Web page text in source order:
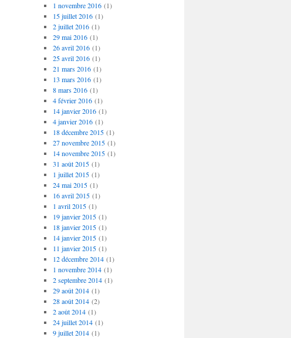
1 novembre 2016(1)
15 juillet 2016(1)
2 juillet 2016(1)
29 mai 2016(1)
26 avril 2016(1)
25 avril 2016(1)
21 mars 2016(1)
13 mars 2016(1)
8 mars 2016(1)
4 février 2016(1)
14 janvier 2016(1)
4 janvier 2016(1)
18 décembre 2015(1)
27 novembre 2015(1)
14 novembre 2015(1)
31 août 2015(1)
1 juillet 2015(1)
24 mai 2015(1)
16 avril 2015(1)
1 avril 2015(1)
19 janvier 2015(1)
18 janvier 2015(1)
14 janvier 2015(1)
11 janvier 2015(1)
12 décembre 2014(1)
1 novembre 2014(1)
2 septembre 2014(1)
29 août 2014(1)
28 août 2014(2)
2 août 2014(1)
24 juillet 2014(1)
9 juillet 2014(1)